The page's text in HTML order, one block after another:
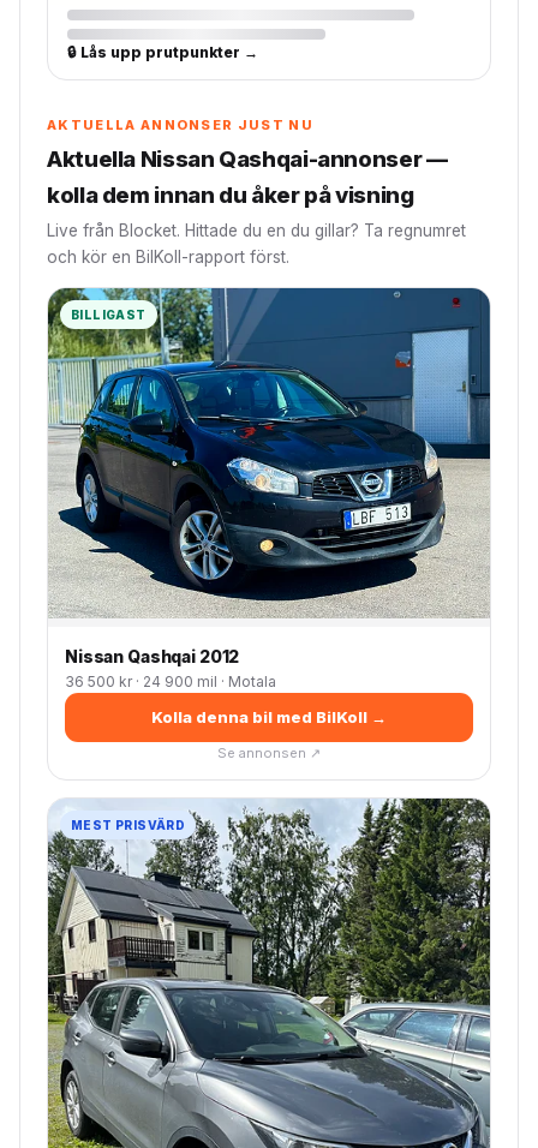
🔒 Lås upp prutpunkter →
AKTUELLA ANNONSER JUST NU
Aktuella Nissan Qashqai-annonser —
kolla dem innan du åker på visning
Live från Blocket. Hittade du en du gillar? Ta regnumret
och kör en BilKoll-rapport först.
BILLIGAST
Nissan Qashqai 2012
36 500 kr · 24 900 mil · Motala
Kolla denna bil med BilKoll →
Se annonsen ↗
MEST PRISVÄRD